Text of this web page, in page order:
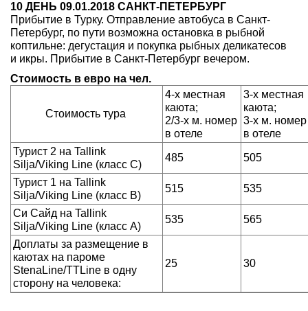
10 ДЕНЬ 09.01.2018 САНКТ-ПЕТЕРБУРГ
Прибытие в Турку. Отправление автобуса в Санкт-
Петербург, по пути возможна остановка в рыбной
коптильне: дегустация и покупка рыбных деликатесов
и икры. Прибытие в Санкт-Петербург вечером.
Стоимость в евро на чел.
Стоимость тура
4-х местная
каюта;
2/3-х м. номер
в отеле
3-х местная
каюта;
3-х м. номер
в отеле
Турист 2 на Tallink
Silja/Viking Line (класс C)
485 505
Турист 1 на Tallink
Silja/Viking Line (класс В)
515 535
Си Сайд на Tallink
Silja/Viking Line (класс А)
535 565
Доплаты за размещение в
каютах на пароме
StenaLine/TTLine в одну
сторону на человека:
25 30